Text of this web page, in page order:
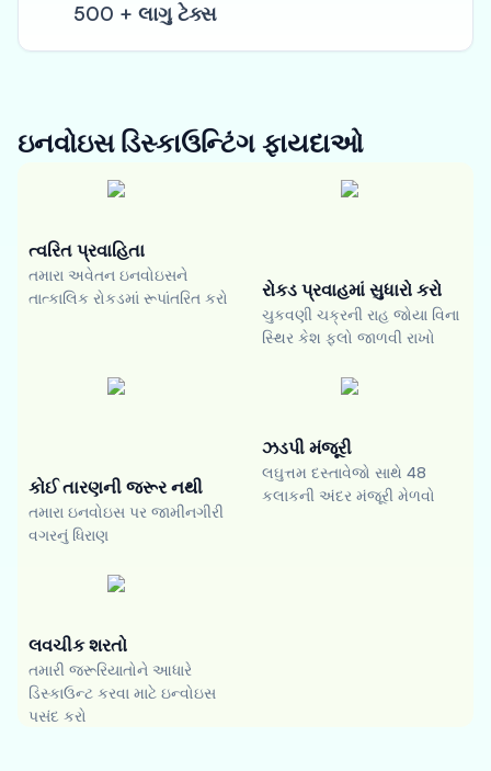
500 + લાગુ ટેક્સ
ઇનવોઇસ ડિસ્કાઉન્ટિંગ ફાયદાઓ
ત્વરિત પ્રવાહિતા
તમારા અવેતન ઇનવોઇસને
તાત્કાલિક રોકડમાં રૂપાંતરિત કરો
રોકડ પ્રવાહમાં સુધારો કરો
ચુકવણી ચક્રની રાહ જોયા વિના
સ્થિર કેશ ફ્લો જાળવી રાખો
કોઈ તારણની જરૂર નથી
તમારા ઇનવોઇસ પર જામીનગીરી
વગરનું ધિરાણ
ઝડપી મંજૂરી
લઘુત્તમ દસ્તાવેજો સાથે 48
કલાકની અંદર મંજૂરી મેળવો
લવચીક શરતો
તમારી જરૂરિયાતોને આધારે
ડિસ્કાઉન્ટ કરવા માટે ઇન્વોઇસ
પસંદ કરો